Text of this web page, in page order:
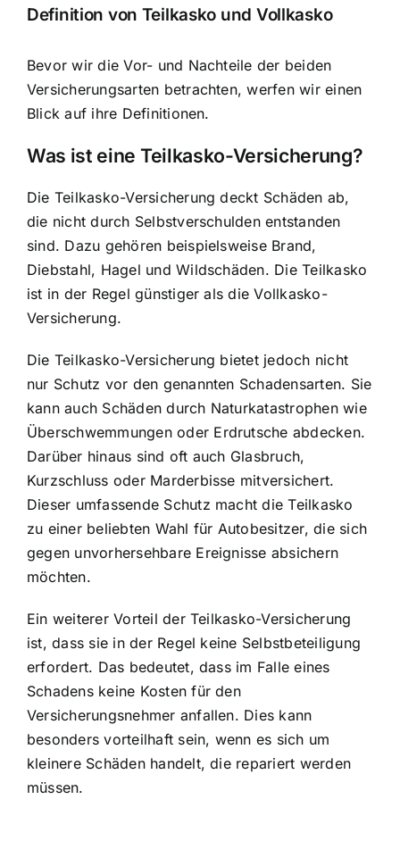
Definition von Teilkasko und Vollkasko
Bevor wir die Vor- und Nachteile der beiden
Versicherungsarten betrachten, werfen wir einen
Blick auf ihre Definitionen.
Was ist eine Teilkasko-Versicherung?
Die Teilkasko-Versicherung deckt Schäden ab,
die nicht durch Selbstverschulden entstanden
sind. Dazu gehören beispielsweise Brand,
Diebstahl, Hagel und Wildschäden. Die Teilkasko
ist in der Regel günstiger als die Vollkasko-
Versicherung.
Die Teilkasko-Versicherung bietet jedoch nicht
nur Schutz vor den genannten Schadensarten. Sie
kann auch Schäden durch Naturkatastrophenwie
Überschwemmungen oder Erdrutsche abdecken.
Darüber hinaus sind oft auch Glasbruch,
Kurzschluss oder Marderbisse mitversichert.
Dieser umfassende Schutz macht die Teilkasko
zu einer beliebten Wahl für Autobesitzer, die sich
gegen unvorhersehbare Ereignisse absichern
möchten.
Ein weiterer Vorteil der Teilkasko-Versicherung
ist, dass sie in der Regel keine Selbstbeteiligung
erfordert. Das bedeutet, dass im Falle eines
Schadens keine Kosten für den
Versicherungsnehmer anfallen. Dies kann
besonders vorteilhaft sein, wenn es sich um
kleinere Schäden handelt, die repariert werden
müssen.